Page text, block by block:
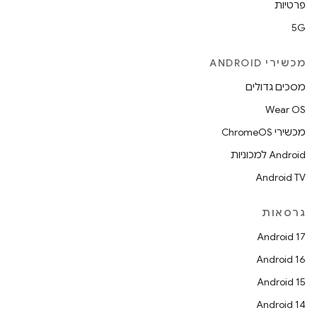
פרטיות
5G
מכשירי ANDROID
מסכים גדולים
Wear OS
מכשירי ChromeOS
Android למכוניות
Android TV
גרסאות
Android 17
Android 16
Android 15
Android 14